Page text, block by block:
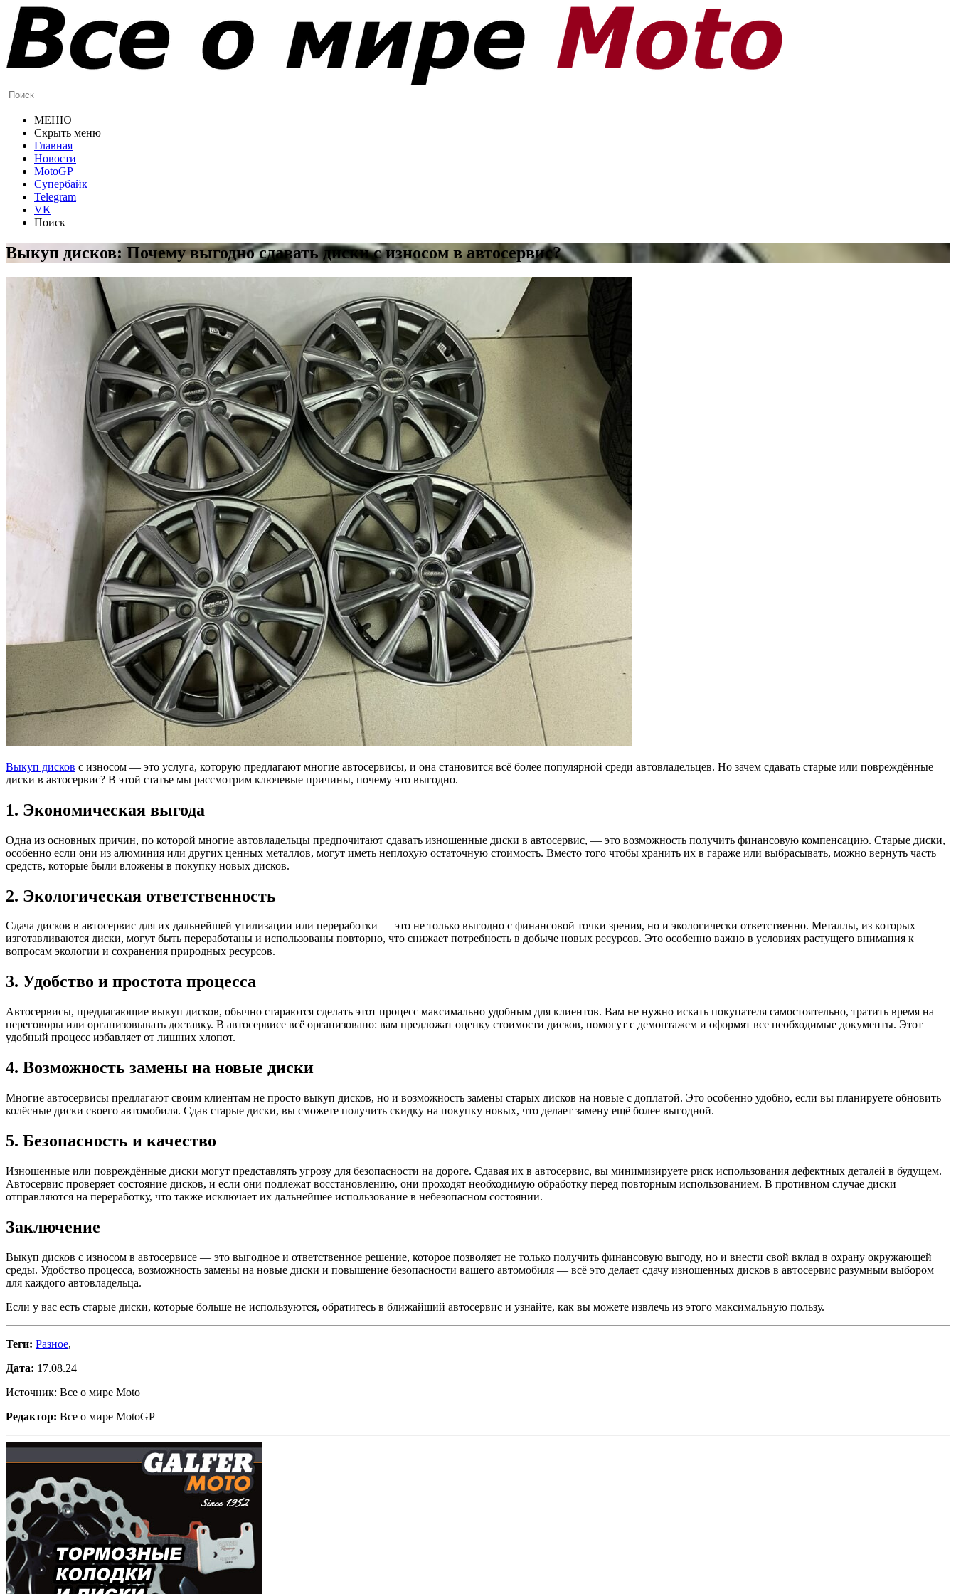
МЕНЮ
Скрыть меню
Главная
Новости
MotoGP
Супербайк
Telegram
VK
Поиск
Выкуп дисков: Почему выгодно сдавать диски с износом в автосервис?
Выкуп дисков с износом — это услуга, которую предлагают многие автосервисы, и она становится всё более популярной среди автовладельцев. Но зачем сдавать старые или повреждённые
диски в автосервис? В этой статье мы рассмотрим ключевые причины, почему это выгодно.
1. Экономическая выгода
Одна из основных причин, по которой многие автовладельцы предпочитают сдавать изношенные диски в автосервис, — это возможность получить финансовую компенсацию. Старые диски,
особенно если они из алюминия или других ценных металлов, могут иметь неплохую остаточную стоимость. Вместо того чтобы хранить их в гараже или выбрасывать, можно вернуть часть
средств, которые были вложены в покупку новых дисков.
2. Экологическая ответственность
Сдача дисков в автосервис для их дальнейшей утилизации или переработки — это не только выгодно с финансовой точки зрения, но и экологически ответственно. Металлы, из которых
изготавливаются диски, могут быть переработаны и использованы повторно, что снижает потребность в добыче новых ресурсов. Это особенно важно в условиях растущего внимания к
вопросам экологии и сохранения природных ресурсов.
3. Удобство и простота процесса
Автосервисы, предлагающие выкуп дисков, обычно стараются сделать этот процесс максимально удобным для клиентов. Вам не нужно искать покупателя самостоятельно, тратить время на
переговоры или организовывать доставку. В автосервисе всё организовано: вам предложат оценку стоимости дисков, помогут с демонтажем и оформят все необходимые документы. Этот
удобный процесс избавляет от лишних хлопот.
4. Возможность замены на новые диски
Многие автосервисы предлагают своим клиентам не просто выкуп дисков, но и возможность замены старых дисков на новые с доплатой. Это особенно удобно, если вы планируете обновить
колёсные диски своего автомобиля. Сдав старые диски, вы сможете получить скидку на покупку новых, что делает замену ещё более выгодной.
5. Безопасность и качество
Изношенные или повреждённые диски могут представлять угрозу для безопасности на дороге. Сдавая их в автосервис, вы минимизируете риск использования дефектных деталей в будущем.
Автосервис проверяет состояние дисков, и если они подлежат восстановлению, они проходят необходимую обработку перед повторным использованием. В противном случае диски
отправляются на переработку, что также исключает их дальнейшее использование в небезопасном состоянии.
Заключение
Выкуп дисков с износом в автосервисе — это выгодное и ответственное решение, которое позволяет не только получить финансовую выгоду, но и внести свой вклад в охрану окружающей
среды. Удобство процесса, возможность замены на новые диски и повышение безопасности вашего автомобиля — всё это делает сдачу изношенных дисков в автосервис разумным выбором
для каждого автовладельца.
Если у вас есть старые диски, которые больше не используются, обратитесь в ближайший автосервис и узнайте, как вы можете извлечь из этого максимальную пользу.
Теги: Разное,
Дата: 17.08.24
Источник: Все о мире Moto
Редактор: Все о мире MotoGP